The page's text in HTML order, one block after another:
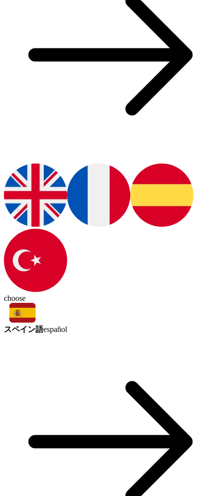
choose
スペイン語español